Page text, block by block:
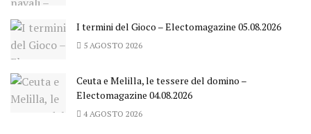
I termini del Gioco – Electomagazine 05.08.2026
5 AGOSTO 2026
Ceuta e Melilla, le tessere del domino –
Electomagazine 04.08.2026
4 AGOSTO 2026